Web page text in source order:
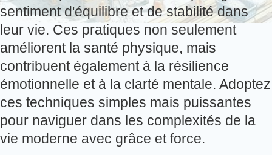
sentiment d'équilibre et de stabilité dans
leur vie. Ces pratiques non seulement
améliorent la santé physique, mais
contribuent également à la résilience
émotionnelle et à la clarté mentale. Adoptez
ces techniques simples mais puissantes
pour naviguer dans les complexités de la
vie moderne avec grâce et force.